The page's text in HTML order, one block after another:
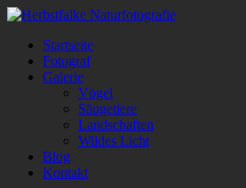
Startseite
Fotograf
Galerie
Vögel
Säugetiere
Landschaften
Wildes Licht
Blog
Kontakt